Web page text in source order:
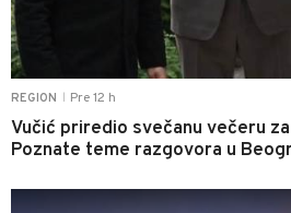
REGION Pre 12 h
Vučić priredio svečanu večeru
Poznate teme razgovora u